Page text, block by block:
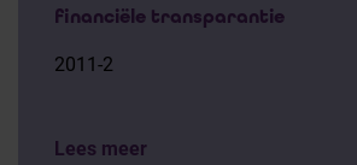
financiële transparantie
2011-2
Lees meer